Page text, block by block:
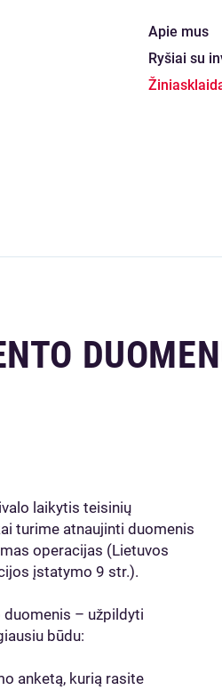
Apie mus
Ryšiai su
laikytis teisinių
turime atnaujinti duomenis
operacijas (Lietuvos
įstatymo 9 str.).
duomenis – užpildyti
būdu:
anketą, kurią rasite